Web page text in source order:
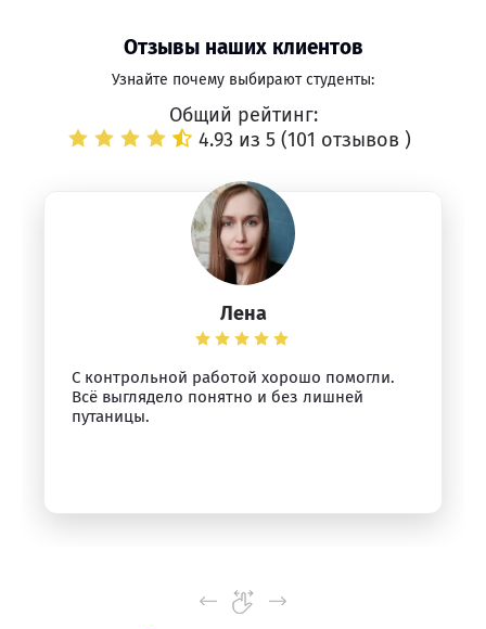
Отзывы наших клиентов
Узнайте почему выбирают студенты:
Общий рейтинг:
4.93 из 5 (101 отзывов )
Лена
С контрольной работой хорошо помогли.
Всё выглядело понятно и без лишней
путаницы.